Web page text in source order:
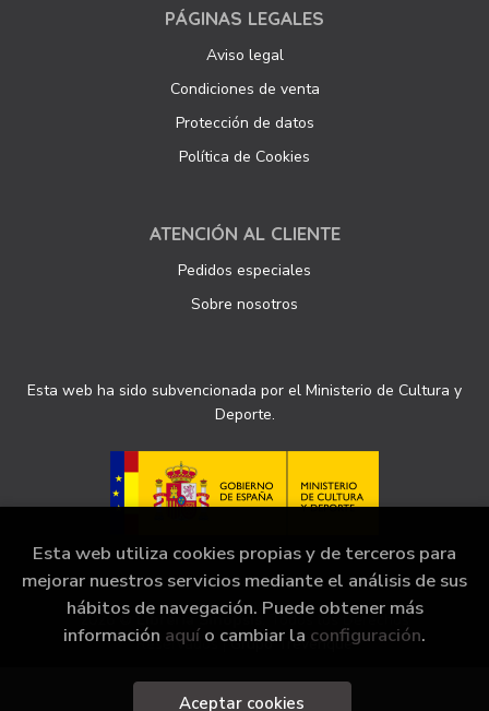
PÁGINAS LEGALES
Aviso legal
Condiciones de venta
Protección de datos
Política de Cookies
ATENCIÓN AL CLIENTE
Pedidos especiales
Sobre nosotros
Esta web ha sido subvencionada por el Ministerio de Cultura y
Deporte.
2026 ©Librería Sinopsis . Todos los Derechos
Reservados |Grupo Trevenque
Esta web utiliza cookies propias y de terceros para
mejorar nuestros servicios mediante el análisis de sus
hábitos de navegación. Puede obtener más
información aquí o cambiar la configuración.
Aceptar cookies